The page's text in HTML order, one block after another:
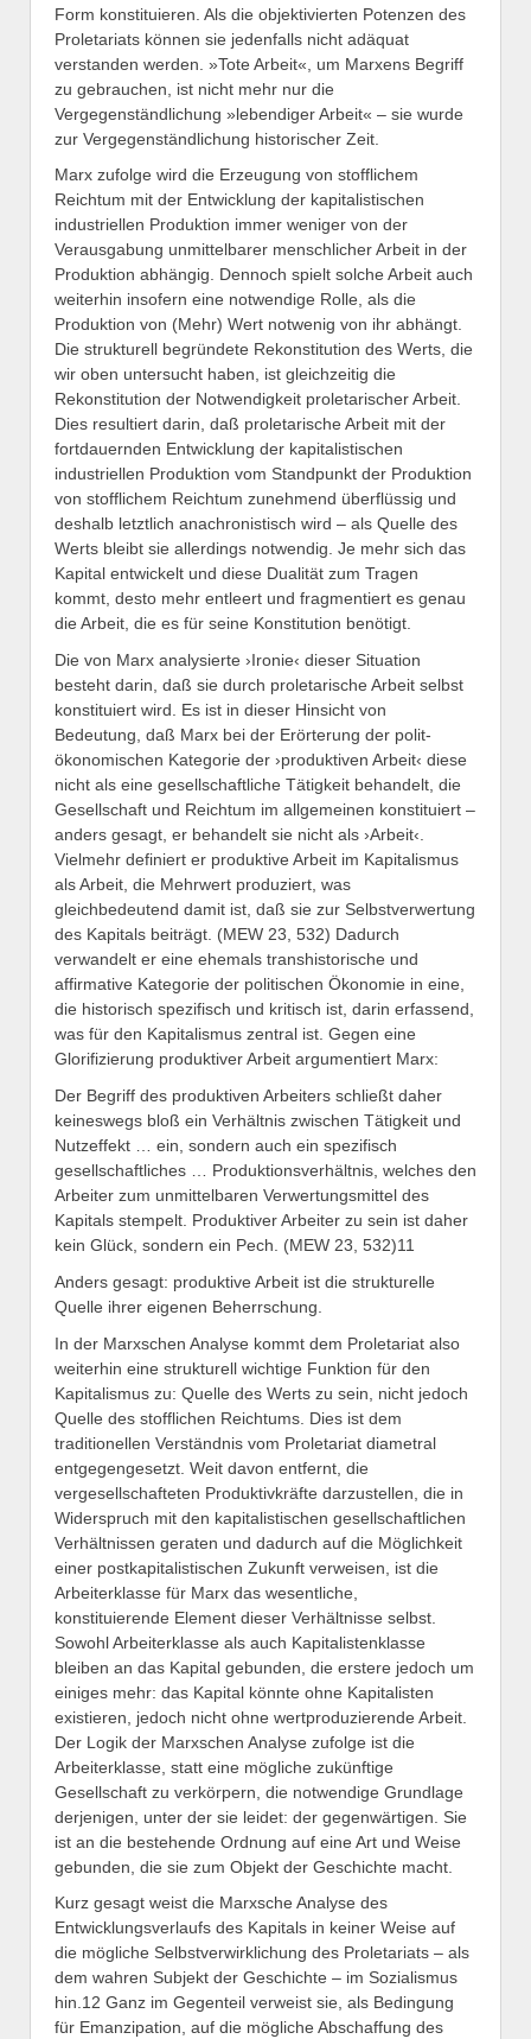
Form konstituieren. Als die objektivierten Potenzen des
Proletariats können sie jedenfalls nicht adäquat
verstanden werden. »Tote Arbeit«, um Marxens Begriff
zu gebrauchen, ist nicht mehr nur die
Vergegenständlichung »lebendiger Arbeit« – sie wurde
zur Vergegenständlichung historischer Zeit.
Marx zufolge wird die Erzeugung von stofflichem
Reichtum mit der Entwicklung der kapitalistischen
industriellen Produktion immer weniger von der
Verausgabung unmittelbarer menschlicher Arbeit in der
Produktion abhängig. Dennoch spielt solche Arbeit auch
weiterhin insofern eine notwendige Rolle, als die
Produktion von (Mehr) Wert notwenig von ihr abhängt.
Die strukturell begründete Rekonstitution des Werts, die
wir oben untersucht haben, ist gleichzeitig die
Rekonstitution der Notwendigkeit proletarischer Arbeit.
Dies resultiert darin, daß proletarische Arbeit mit der
fortdauernden Entwicklung der kapitalistischen
industriellen Produktion vom Standpunkt der Produktion
von stofflichem Reichtum zunehmend überflüssig und
deshalb letztlich anachronistisch wird – als Quelle des
Werts bleibt sie allerdings notwendig. Je mehr sich das
Kapital entwickelt und diese Dualität zum Tragen
kommt, desto mehr entleert und fragmentiert es genau
die Arbeit, die es für seine Konstitution benötigt.
Die von Marx analysierte ›Ironie‹ dieser Situation
besteht darin, daß sie durch proletarische Arbeit selbst
konstituiert wird. Es ist in dieser Hinsicht von
Bedeutung, daß Marx bei der Erörterung der polit-
ökonomischen Kategorie der ›produktiven Arbeit‹ diese
nicht als eine gesellschaftliche Tätigkeit behandelt, die
Gesellschaft und Reichtum im allgemeinen konstituiert –
anders gesagt, er behandelt sie nicht als ›Arbeit‹.
Vielmehr definiert er produktive Arbeit im Kapitalismus
als Arbeit, die Mehrwert produziert, was
gleichbedeutend damit ist, daß sie zur Selbstverwertung
des Kapitals beiträgt. (MEW 23, 532) Dadurch
verwandelt er eine ehemals transhistorische und
affirmative Kategorie der politischen Ökonomie in eine,
die historisch spezifisch und kritisch ist, darin erfassend,
was für den Kapitalismus zentral ist. Gegen eine
Glorifizierung produktiver Arbeit argumentiert Marx:
Der Begriff des produktiven Arbeiters schließt daher
keineswegs bloß ein Verhältnis zwischen Tätigkeit und
Nutzeffekt … ein, sondern auch ein spezifisch
gesellschaftliches … Produktionsverhältnis, welches den
Arbeiter zum unmittelbaren Verwertungsmittel des
Kapitals stempelt. Produktiver Arbeiter zu sein ist daher
kein Glück, sondern ein Pech. (MEW 23, 532)11
Anders gesagt: produktive Arbeit ist die strukturelle
Quelle ihrer eigenen Beherrschung.
In der Marxschen Analyse kommt dem Proletariat also
weiterhin eine strukturell wichtige Funktion für den
Kapitalismus zu: Quelle des Werts zu sein, nicht jedoch
Quelle des stofflichen Reichtums. Dies ist dem
traditionellen Verständnis vom Proletariat diametral
entgegengesetzt. Weit davon entfernt, die
vergesellschafteten Produktivkräfte darzustellen, die in
Widerspruch mit den kapitalistischen gesellschaftlichen
Verhältnissen geraten und dadurch auf die Möglichkeit
einer postkapitalistischen Zukunft verweisen, ist die
Arbeiterklasse für Marx das wesentliche,
konstituierende Element dieser Verhältnisse selbst.
Sowohl Arbeiterklasse als auch Kapitalistenklasse
bleiben an das Kapital gebunden, die erstere jedoch um
einiges mehr: das Kapital könnte ohne Kapitalisten
existieren, jedoch nicht ohne wertproduzierende Arbeit.
Der Logik der Marxschen Analyse zufolge ist die
Arbeiterklasse, statt eine mögliche zukünftige
Gesellschaft zu verkörpern, die notwendige Grundlage
derjenigen, unter der sie leidet: der gegenwärtigen. Sie
ist an die bestehende Ordnung auf eine Art und Weise
gebunden, die sie zum Objekt der Geschichte macht.
Kurz gesagt weist die Marxsche Analyse des
Entwicklungsverlaufs des Kapitals in keiner Weise auf
die mögliche Selbstverwirklichung des Proletariats – als
dem wahren Subjekt der Geschichte – im Sozialismus
hin.12 Ganz im Gegenteil verweist sie, als Bedingung
für Emanzipation, auf die mögliche Abschaffung des